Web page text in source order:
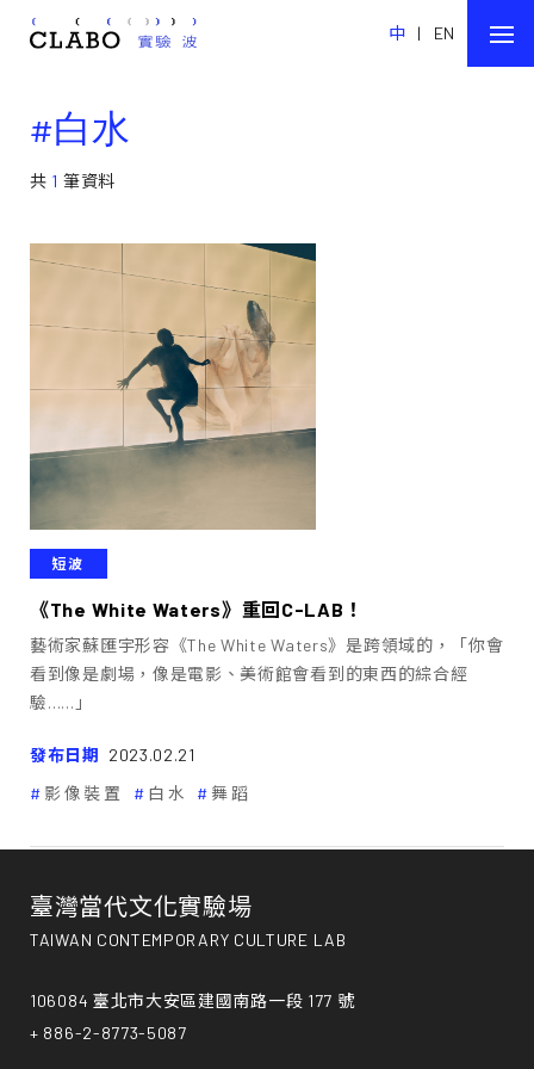
中 | EN
#白水
共 1 筆資料
短波
《The White Waters》重回C-LAB！
藝術家蘇匯宇形容《The White Waters》是跨領域的，「你會
看到像是劇場，像是電影、美術館會看到的東西的綜合經
驗……」
發布日期 2023.02.21
影像裝置
白水 舞蹈
臺灣當代文化實驗場
TAIWAN CONTEMPORARY CULTURE LAB
106084 臺北市大安區建國南路一段 177 號
+ 886-2-8773-5087